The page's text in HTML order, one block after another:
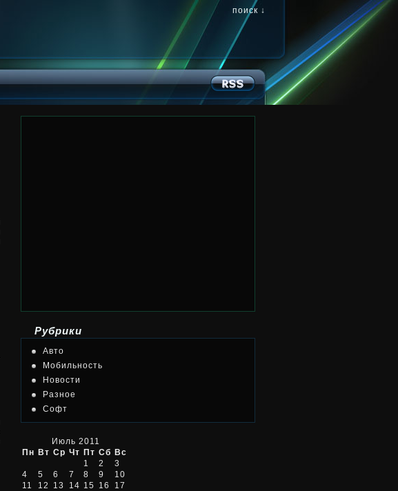
поиск ↓
Рубрики
Авто
Мобильность
Новости
Разное
Софт
Июль 2011
Пн Вт Ср Чт Пт Сб Вс
1
2
3
4
5 6 7 8 9
10
11
12 13 14 15 16
17